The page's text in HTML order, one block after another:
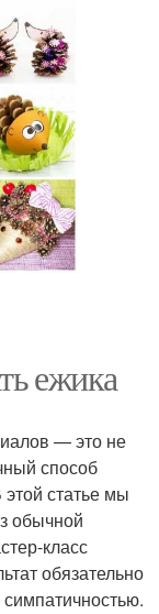
ежика
— это не
способ
статье мы
обычной
класс
обязательно